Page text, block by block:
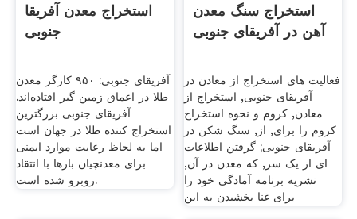
استخراج معدن آفریقا
جنوبی
آفریقای جنوبی: ۹۵۰ کارگر معدن
طلا در اعماق زمین گیر افتاده‌اند.
آفریقای جنوبی بزرگترین
استخراج کننده طلا در جهان است
اما به لحاظ رعایت موارد ایمنی
برای معدنچیان بارها با انتقاد
روبرو شده است.
استخراج سنگ معدن
آهن در آفریقای جنوبی
فعالیت های استخراج از معادن در
آفریقای جنوبی, استخراج از
معادن, کروم و نحوه استخراج
کروم را برای, از, سنگ شکن در
آفریقای جنوبی; گرفتن اطلاعات
ای از یک سر, که معدن در آن,
نشریه برنامه آمادگی خود را
برای غنا بخشیدن به این